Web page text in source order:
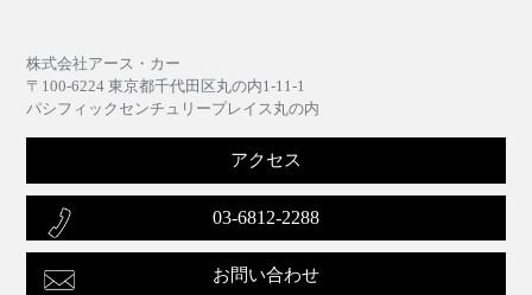
株式会社アース・カー
〒100-6224 東京都千代田区丸の内1-11-1
パシフィックセンチュリープレイス丸の内
アクセス
03-6812-2288
お問い合わせ